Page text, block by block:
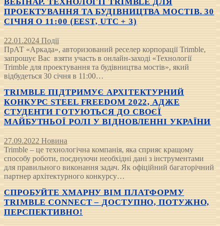
ПРОЕКТУВАННЯ ТА БУДІВНИЦТВА МОСТІВ. 30
СІЧНЯ О 11:00 (EEST, UTC + 3)
22.01.2024 Події
ПрАТ «Аркада», авторизований реселер корпорації Trimble,
запрошує Вас взяти участь в онлайн-заході «Технології
Trimble для проектування та будівництва мостів», який
відбудеться 30 січня в 11:00…
TRIMBLE ПІДТРИМУЄ АРХІТЕКТУРНИЙ
КОНКУРС STEEL FREEDOM 2022, АДЖЕ
СТУДЕНТИ ГОТУЮТЬСЯ ДО СВОЄЇ
МАЙБУТНЬОЇ РОЛІ У ВІДНОВЛЕННІ УКРАЇНИ
27.09.2022 Новина
Trimble – це технологічна компанія, яка сприяє кращому
способу роботи, поєднуючи необхідні дані з інструментами
для правильного виконання задач. Як офіційний багаторічний
партнер архітектурного конкурсу…
СПРОБУЙТЕ ХМАРНУ BIM ПЛАТФОРМУ
TRIMBLE CONNECT – ДОСТУПНО, ПОТУЖНО,
ПЕРСПЕКТИВНО!